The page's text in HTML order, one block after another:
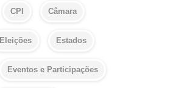
CPI Câmara
Eleições Estados
Eventos e Participações